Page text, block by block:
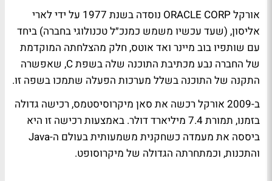
אורקל ORACLE CORP נוסדה בשנת 1977 על ידי לארי
אליסון, (שעד עכשיו משמש כמנכ״ל טכנולוגי בחברה) ביחד
עם שותפיו בוב מיינר ואד אוטס, חלק מהצלחתה המוקדמת
של החברה נבע מכתיבת התוכנה שלה בשפת C, שאפשרה
התקנה של התוכנה בשלל מערכות הפעלה שתמכו בשפה זו.
ב-2009 אורקל רכשה את סאן מיקרוסיסטמס, רכישה גדולה
בזמנו, תמורת 7.4 מיליארד דולר. באמצעות רכישה זו היא
ביססה את מעמדה כשחקנית משמעותית בעולם ה-Java
והתכנות, וכמתחרתה הגדולה של מיקרוסופט.